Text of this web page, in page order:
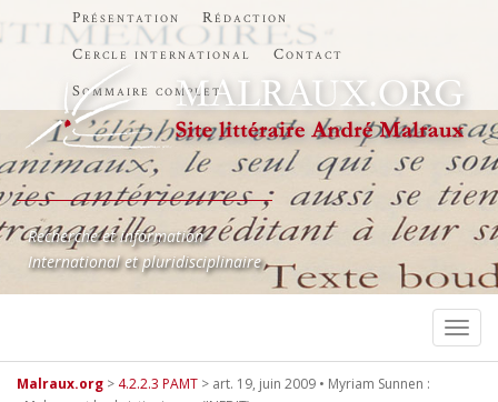
Présentation
Rédaction
Cercle international
Contact
Sommaire complet
Recherche et information
International et pluridisciplinaire
Malraux.org > 4.2.2.3 PAMT > art. 19, juin 2009 • Myriam Sunnen :